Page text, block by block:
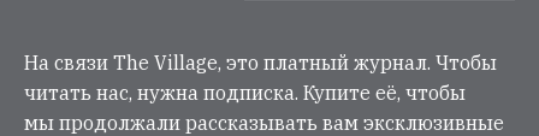
На связи The Village, это платный журнал. Чтобы
читать нас, нужна подписка. Купите её, чтобы
мы продолжали рассказывать вам эксклюзивные